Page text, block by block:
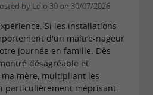
by Lolo 30 on 30/07/2026
Si les installations
d'un maître-nageur
journée en famille. Dès
désagréable et
mère, multipliant les
particulièrement méprisant.